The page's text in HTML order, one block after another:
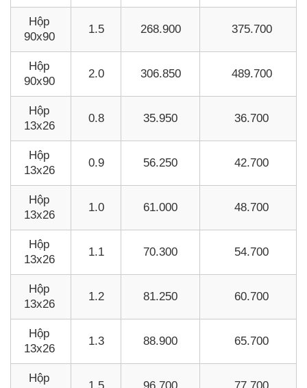
Hộp
90x90
1.5 268.900 375.700
Hộp
90x90
2.0 306.850 489.700
Hộp
13x26
0.8 35.950 36.700
Hộp
13x26
0.9 56.250 42.700
Hộp
13x26
1.0 61.000 48.700
Hộp
13x26
1.1 70.300 54.700
Hộp
13x26
1.2 81.250 60.700
Hộp
13x26
1.3 88.900 65.700
Hộp